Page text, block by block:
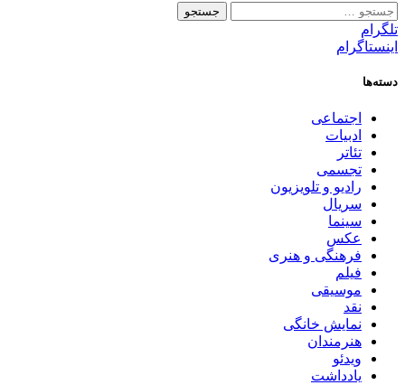
جستجو
برای:
تلگرام
اینستاگرام
دسته‌ها
اجتماعی
ادبیات
تئاتر
تجسمی
رادیو و تلویزیون
سریال
سینما
عکس
فرهنگی و هنری
فیلم
موسیقی
نقد
نمایش خانگی
هنرمندان
ویدئو
یادداشت